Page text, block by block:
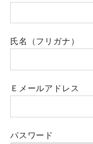
氏名（フリガナ）
Ｅメールアドレス
パスワード